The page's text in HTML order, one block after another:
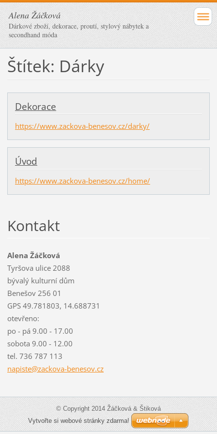
Alena Žáčková
Dárkové zboží, dekorace, proutí, stylový nábytek a
secondhand móda
Štítek: Dárky
Dekorace
https://www.zackova-benesov.cz/darky/
Úvod
https://www.zackova-benesov.cz/home/
Kontakt
Alena Žáčková
Tyršova ulice 2088
bývalý kulturní dům
Benešov 256 01
GPS 49.781803, 14.688731
otevřeno:
po - pá 9.00 - 17.00
sobota 9.00 - 12.00
tel. 736 787 113
napiste@zackova-benesov.cz
© Copyright 2014 Žáčková & Štiková
Vytvořte si webové stránky zdarma!